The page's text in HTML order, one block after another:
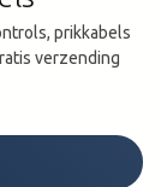
prikkabels
verzending